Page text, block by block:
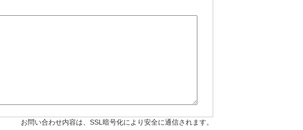
お問い合わせ内容は、SSL暗号化により安全に通信されます。